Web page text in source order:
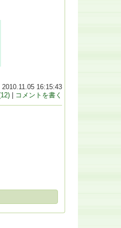
16:15:43
コメントを書く